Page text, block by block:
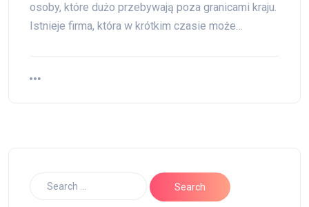
osoby, które dużo przebywają poza granicami kraju.
Istnieje firma, która w krótkim czasie może…